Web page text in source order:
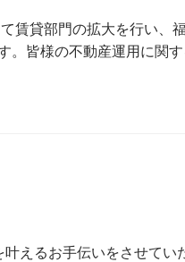
貸部門の拡大を行い、
皆様の不動産運用に関す
えるお手伝いをさせて